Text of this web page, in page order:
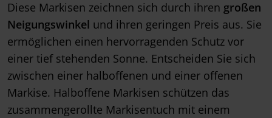
Diese Markisen zeichnen sich durch ihren großen
Neigungswinkel und ihren geringen Preis aus. Sie
ermöglichen einen hervorragenden Schutz vor
einer tief stehenden Sonne. Entscheiden Sie sich
zwischen einer halboffenen und einer offenen
Markise. Halboffene Markisen schützen das
zusammengerollte Markisentuch mit einem